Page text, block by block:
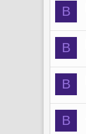
B
B
B
B